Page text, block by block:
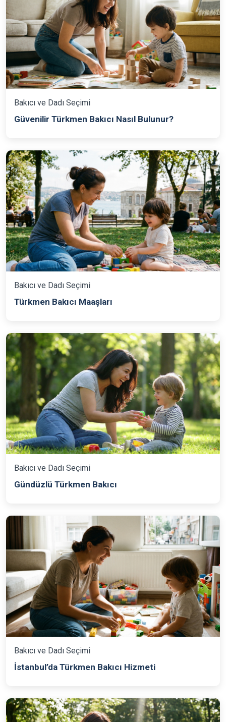
Bakıcı ve Dadı Seçimi
Güvenilir Türkmen Bakıcı Nasıl Bulunur?
Bakıcı ve Dadı Seçimi
Türkmen Bakıcı Maaşları
Bakıcı ve Dadı Seçimi
Gündüzlü Türkmen Bakıcı
Bakıcı ve Dadı Seçimi
İstanbul’da Türkmen Bakıcı Hizmeti